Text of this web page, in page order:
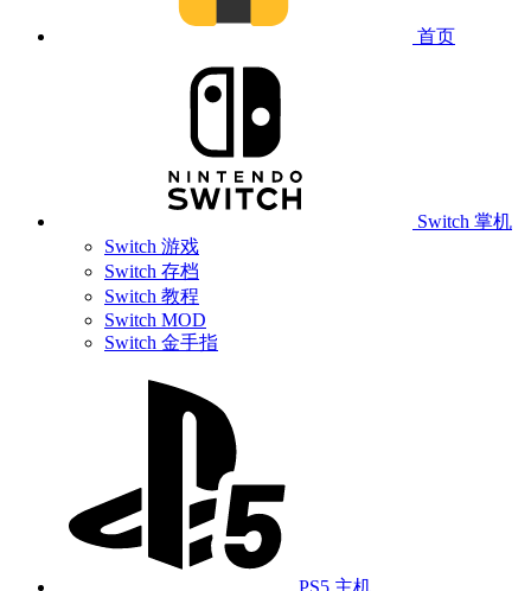
首页
Switch 掌机
Switch 游戏
Switch 存档
Switch 教程
Switch MOD
Switch 金手指